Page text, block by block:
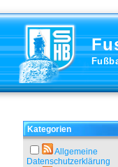
Kategorien
Allgemeine
Datenschutzerklärung